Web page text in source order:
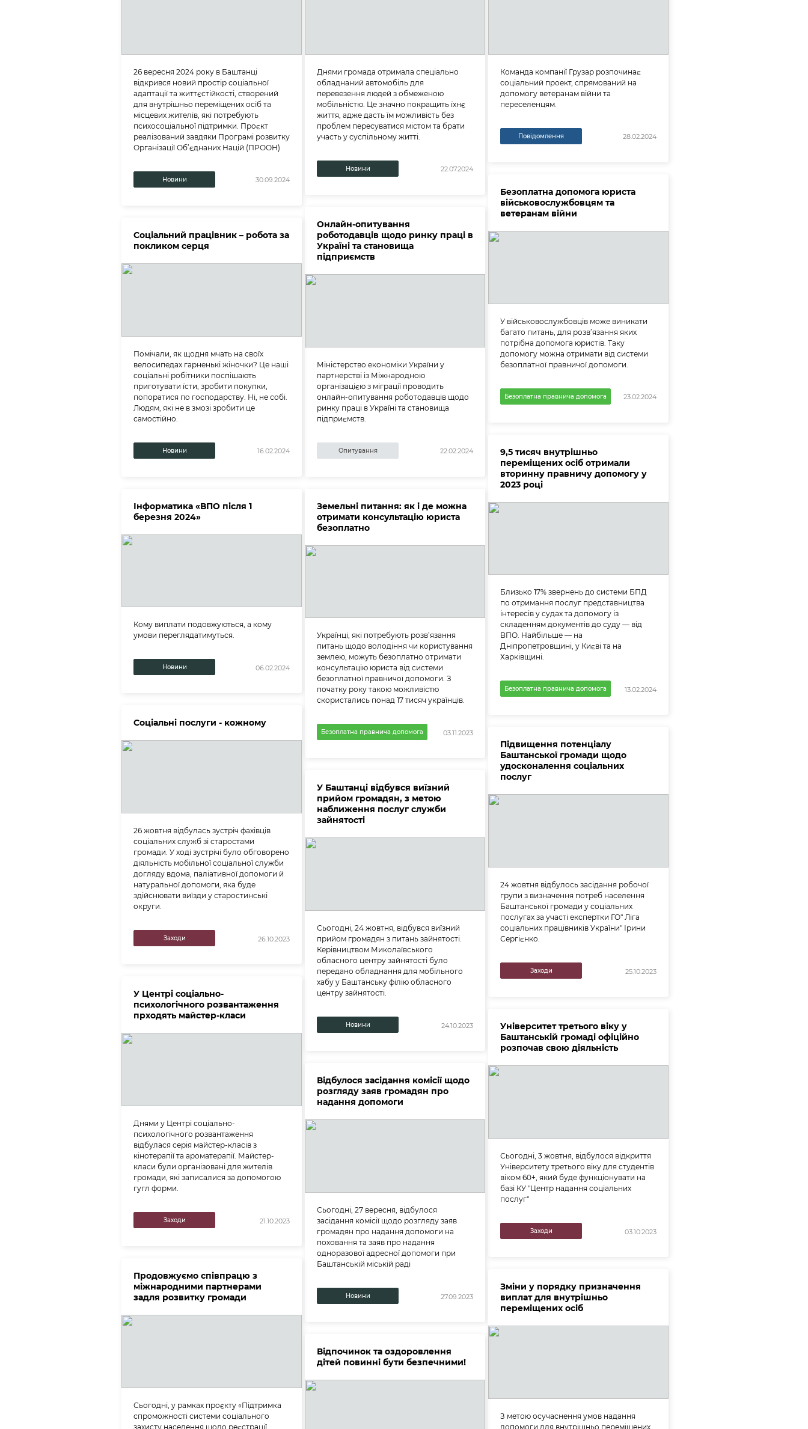
26 вересня 2024 року в Баштанці
відкрився новий простір соціальної
адаптації та життєстійкості, створений
для внутрішньо переміщених осіб та
місцевих жителів, які потребують
психосоціальної підтримки. Проєкт
реалізований завдяки Програмі розвитку
Організації Об’єднаних Націй (ПРООН)
Новини 30.09.2024
Днями громада отримала спеціально
обладнаний автомобіль для
перевезення людей з обмеженою
мобільністю. Це значно покращить їхнє
життя, адже дасть їм можливість без
проблем пересуватися містом та брати
участь у суспільному житті.
Новини 22.07.2024
Команда компанії Грузар розпочинає
соціальний проект, спрямований на
допомогу ветеранам війни та
переселенцям.
Повідомлення 28.02.2024
Безоплатна допомога юриста
військовослужбовцям та
ветеранам війни
У військовослужбовців може виникати
багато питань, для розв’язання яких
потрібна допомога юристів. Таку
допомогу можна отримати від системи
безоплатної правничої допомоги.
Безоплатна правнича допомога 23.02.2024
Онлайн-опитування
роботодавців щодо ринку праці в
Україні та становища
підприємств
Міністерство економіки України у
партнерстві із Міжнародною
організацією з міграції проводить
онлайн-опитування роботодавців щодо
ринку праці в Україні та становища
підприємств.
Опитування 22.02.2024
Соціальний працівник – робота за
покликом серця
Помічали, як щодня мчать на своїх
велосипедах гарненькі жіночки? Це наші
соціальні робітники поспішають
приготувати їсти, зробити покупки,
попоратися по господарству. Ні, не собі.
Людям, які не в змозі зробити це
самостійно.
Новини 16.02.2024
9,5 тисяч внутрішньо
переміщених осіб отримали
вторинну правничу допомогу у
2023 році
Близько 17% звернень до системи БПД
по отримання послуг представництва
інтересів у судах та допомогу із
складенням документів до суду — від
ВПО. Найбільше — на
Дніпропетровщині, у Києві та на
Харківщині.
Безоплатна правнича допомога 13.02.2024
Інформатика «ВПО після 1
березня 2024»
Кому виплати подовжуються, а кому
умови переглядатимуться.
Новини 06.02.2024
Земельні питання: як і де можна
отримати консультацію юриста
безоплатно
Українці, які потребують розв’язання
питань щодо володіння чи користування
землею, можуть безоплатно отримати
консультацію юриста від системи
безоплатної правничої допомоги. З
початку року такою можливістю
скористались понад 17 тисяч українців.
Безоплатна правнича допомога 03.11.2023
Соціальні послуги - кожному
26 жовтня відбулась зустріч фахівців
соціальних служб зі старостами
громади. У ході зустрічі було обговорено
діяльність мобільної соціальної служби
догляду вдома, паліативної допомоги й
натуральної допомоги, яка буде
здійснювати виїзди у старостинські
округи.
Заходи 26.10.2023
Підвищення потенціалу
Баштанської громади щодо
удосконалення соціальних
послуг
24 жовтня відбулось засідання робочої
групи з визначення потреб населення
Баштанської громади у соціальних
послугах за участі експертки ГО" Ліга
соціальних працівників України" Ірини
Сергієнко.
Заходи 25.10.2023
У Баштанці відбувся виїзний
прийом громадян, з метою
наближення послуг служби
зайнятості
Сьогодні, 24 жовтня, відбувся виїзний
прийом громадян з питань зайнятості.
Керівництвом Миколаївського
обласного центру зайнятості було
передано обладнання для мобільного
хабу у Баштанську філію обласного
центру зайнятості.
Новини 24.10.2023
У Центрі соціально-
психологічного розвантаження
прходять майстер-класи
Днями у Центрі соціально-
психологічного розвантаження
відбулася серія майстер-класів з
кінотерапії та ароматерапії. Майстер-
класи були організовані для жителів
громади, які записалися за допомогою
гугл форми.
Заходи 21.10.2023
Університет третього віку у
Баштанській громаді офіційно
розпочав свою діяльність
Сьогодні, 3 жовтня, відбулося відкриття
Університету третього віку для студентів
віком 60+, який буде функціонувати на
базі КУ "Центр надання соціальних
послуг"
Заходи 03.10.2023
Відбулося засідання комісії щодо
розгляду заяв громадян про
надання допомоги
Сьогодні, 27 вересня, відбулося
засідання комісії щодо розгляду заяв
громадян про надання допомоги на
поховання та заяв про надання
одноразової адресної допомоги при
Баштанській міській раді
Новини 27.09.2023
Продовжуємо співпрацю з
міжнародними партнерами
задля розвитку громади
Сьогодні, у рамках проєкту «Підтримка
спроможності системи соціального
захисту населення щодо реєстрації
Зміни у порядку призначення
виплат для внутрішньо
переміщених осіб
З метою осучаснення умов надання
допомоги для внутрішньо переміщених
Відпочинок та оздоровлення
дітей повинні бути безпечними!